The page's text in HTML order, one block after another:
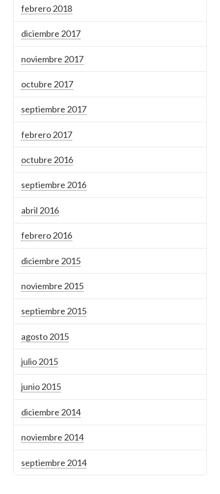
febrero 2018
diciembre 2017
noviembre 2017
octubre 2017
septiembre 2017
febrero 2017
octubre 2016
septiembre 2016
abril 2016
febrero 2016
diciembre 2015
noviembre 2015
septiembre 2015
agosto 2015
julio 2015
junio 2015
diciembre 2014
noviembre 2014
septiembre 2014